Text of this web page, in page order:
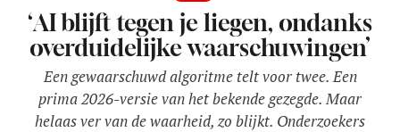
‘AI blijft tegen je liegen, ondanks
overduidelijke waarschuwingen’
Een gewaarschuwd algoritme telt voor twee. Een
prima 2026-versie van het bekende gezegde. Maar
helaas ver van de waarheid, zo blijkt. Onderzoekers